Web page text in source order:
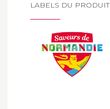
LABELS DU PRODUIT